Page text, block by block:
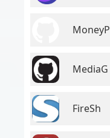
MoneyP
MediaG
FireSh